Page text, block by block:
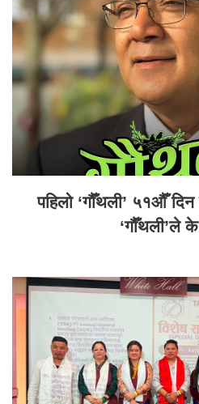
पहिलो ‘गौँथली’ ५१औँ दिन
‘गौँथली’ले के